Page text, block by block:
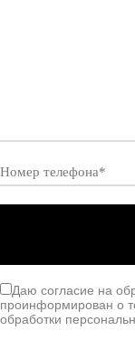
Даю согласие на
проинформирован о
обработки